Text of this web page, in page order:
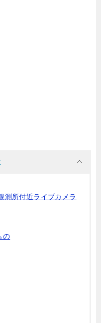
測所付近ライブカメラ
の